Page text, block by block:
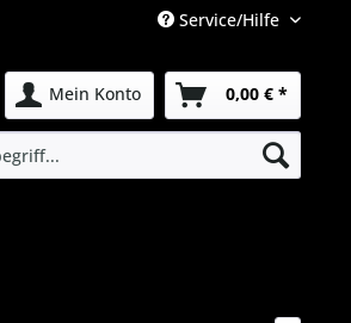
Service/Hilfe
Mein Konto 0,00 € *